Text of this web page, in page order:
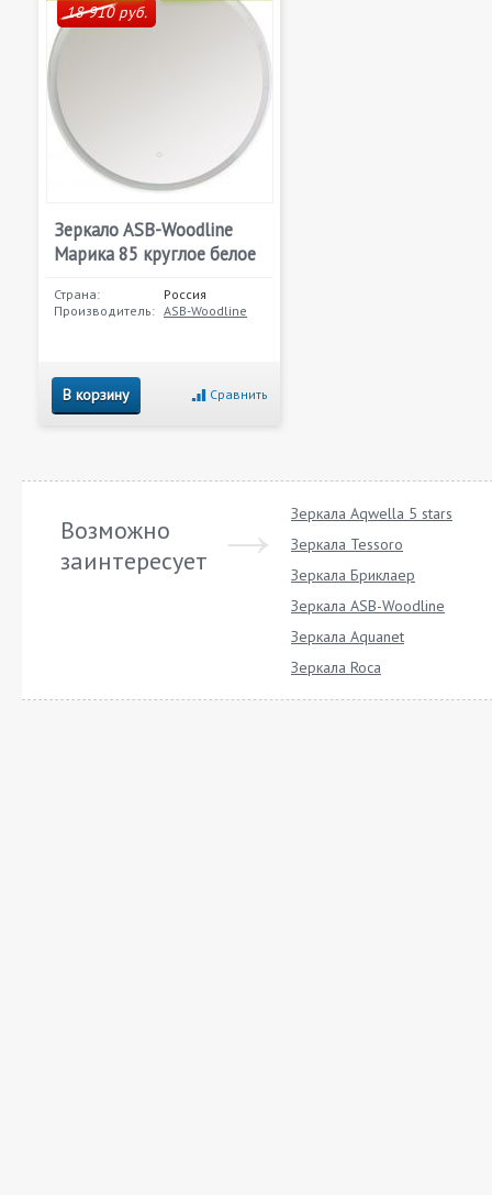
18 910 руб.
Зеркало ASB-Woodline
Марика 85 круглое белое
Страна:
Россия
Производитель: ASB-Woodline
В корзину Сравнить
Возможно
заинтересует
Зеркала Aqwella 5 stars
Зеркала Tessoro
Зеркала Бриклаер
Зеркала ASB-Woodline
Зеркала Aquanet
Зеркала Roca